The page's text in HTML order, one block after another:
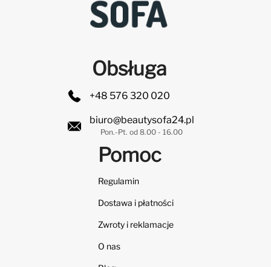
Obsługa
+48 576 320 020
biuro@beautysofa24.pl
Pon.-Pt. od 8.00 - 16.00
Pomoc
Regulamin
Dostawa i płatności
Zwroty i reklamacje
O nas